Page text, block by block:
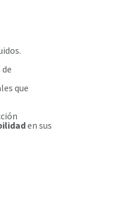
que
en sus